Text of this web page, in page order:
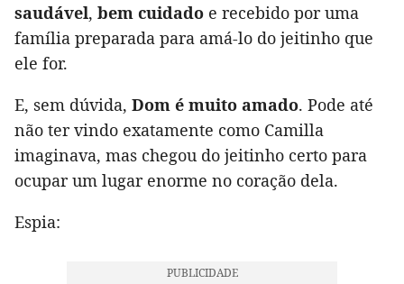
saudável, bem cuidado e recebido por uma
família preparada para amá-lo do jeitinho que
ele for.
E, sem dúvida, Dom é muito amado. Pode até
não ter vindo exatamente como Camilla
imaginava, mas chegou do jeitinho certo para
ocupar um lugar enorme no coração dela.
Espia: